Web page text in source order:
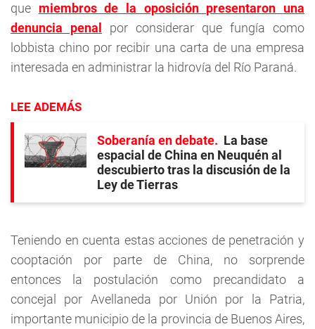
que miembros de la oposición presentaron una
denuncia penal
por considerar que fungía como
lobbista chino por recibir una carta de una empresa
interesada en administrar la hidrovía del Río Paraná.
LEE ADEMÁS
Soberanía en debate
La base
espacial de China en Neuquén al
descubierto tras la discusión de la
Ley de Tierras
Teniendo en cuenta estas acciones de penetración y
cooptación por parte de China, no sorprende
entonces la postulación como precandidato a
concejal por Avellaneda por Unión por la Patria,
importante municipio de la provincia de Buenos Aires,